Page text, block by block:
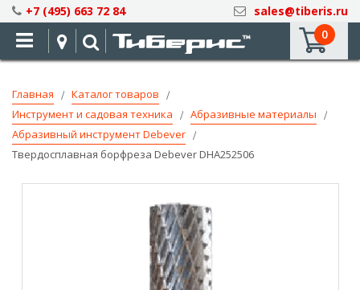
Skip
to
Content
+7 (495) 663 72 84
sales@tiberis.ru
0
Главная
Каталог товаров
Инструмент и садовая техника
Абразивные материалы
Абразивный инструмент Debever
Твердосплавная борфреза Debever DHA252506